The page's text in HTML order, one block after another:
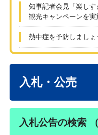
知事記者会見「楽し
観光キャンペーンを実
熱中症を予防しましょ
入札・公売
入札公告の検索